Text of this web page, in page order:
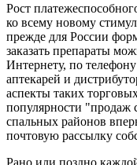
Рост
ко всему новому
прежде для России
заказать препараты
Интернету, по
аптекарей и
аспекты таких
популярности "продаж
спальных районов
почтовую рассылку
Рано или поздно